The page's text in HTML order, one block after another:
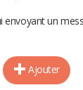
envoyant un
Ajouter